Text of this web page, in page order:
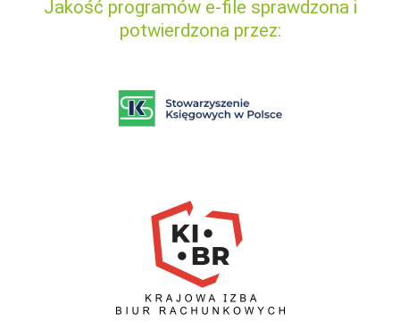
Jakość programów e-file sprawdzona i
potwierdzona przez: